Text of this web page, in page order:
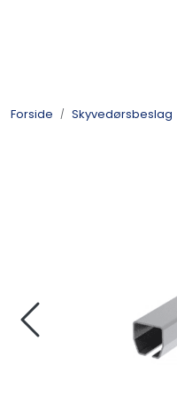
Forside Skyvedørsbeslag
Kontakt oss